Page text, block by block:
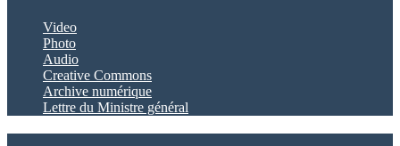
Video
Photo
Audio
Creative Commons
Archive numérique
Lettre du Ministre général